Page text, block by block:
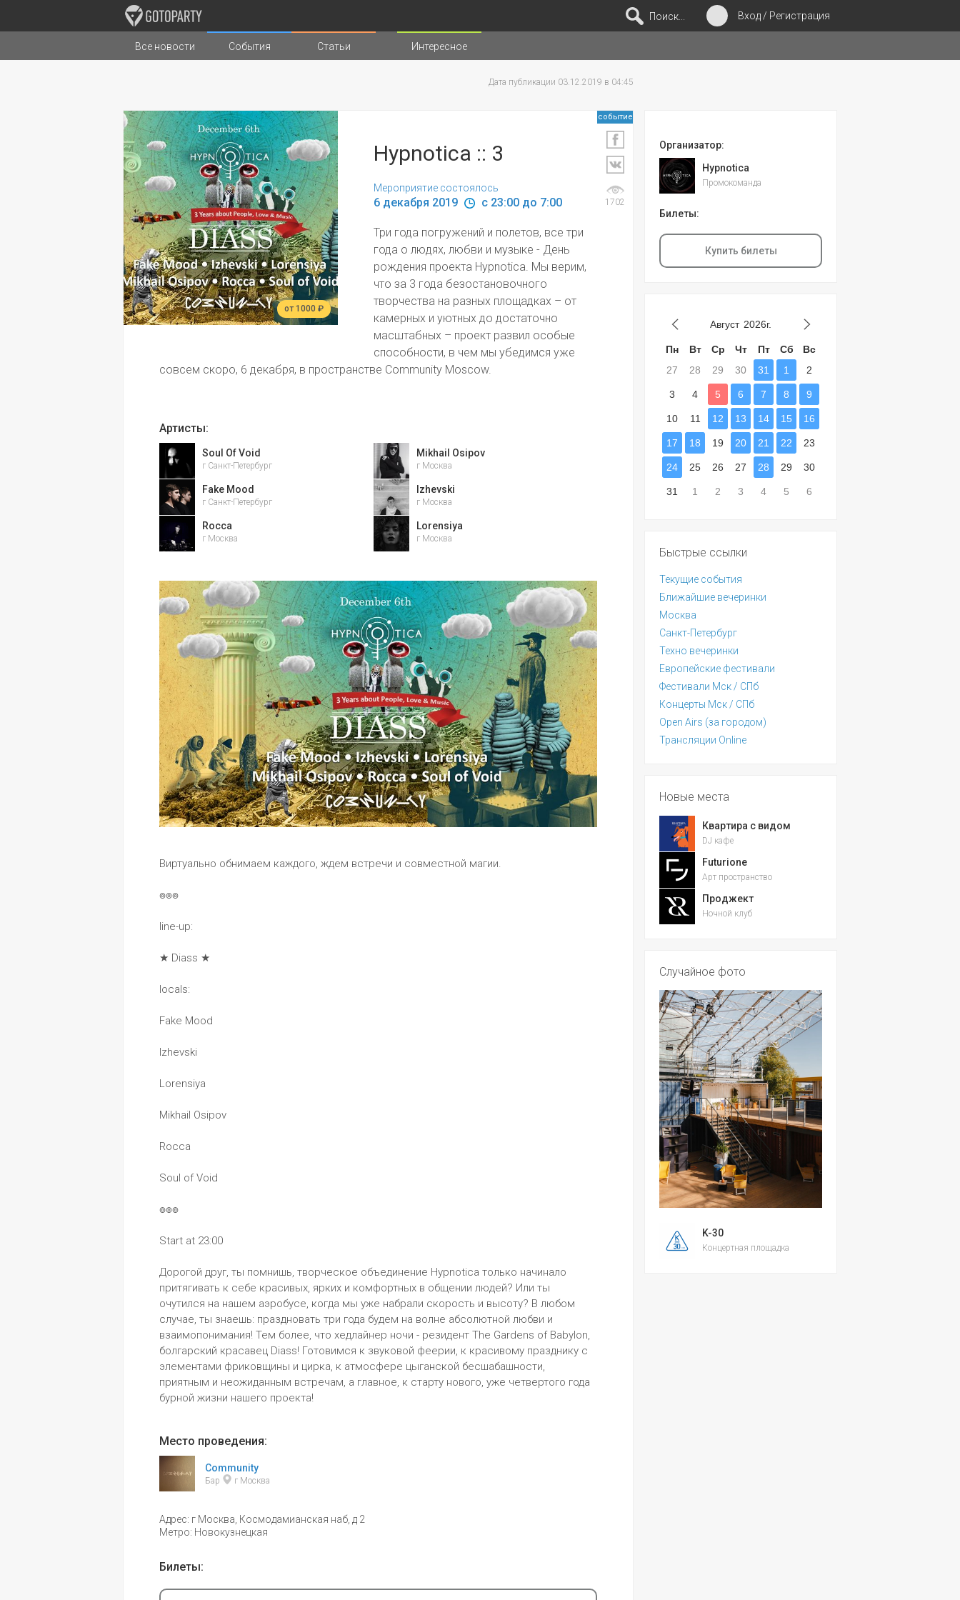
Вход / Регистрация
Поиск...
Города Музыка Типы страниц
Все новости События Статьи Интересное
Дата публикации 03.12.2019 в 04:45
от 1000 ₽
событие
1702
Hypnotica :: 3
Мероприятие состоялось
6 декабря 2019 c 23:00 до 7:00
Три года погружений и полетов, все три
года о людях, любви и музыке - День
рождения проекта Hypnotica. Мы верим,
что за 3 года безостановочного
творчества на разных площадках – от
камерных и уютных до достаточно
масштабных – проект развил особые
способности, в чем мы убедимся уже
совсем скоро, 6 декабря, в пространстве Community Moscow.
Артисты:
Soul Of Void
г Санкт-Петербург
Mikhail Osipov
г Москва
Fake Mood
г Санкт-Петербург
Izhevski
г Москва
Rocca
г Москва
Lorensiya
г Москва
Виртуально обнимаем каждого, ждем встречи и совместной магии.
๏๏๏
line-up:
★ Diass ★
locals:
Fake Mood
Izhevski
Lorensiya
Mikhail Osipov
Rocca
Soul of Void
๏๏๏
Start at 23:00
Дорогой друг, ты помнишь, творческое объединение Hypnotica только начинало
притягивать к себе красивых, ярких и комфортных в общении людей? Или ты
очутился на нашем аэробусе, когда мы уже набрали скорость и высоту? В любом
случае, ты знаешь: праздновать три года будем на волне абсолютной любви и
взаимопонимания! Тем более, что хедлайнер ночи - резидент The Gardens of Babylon,
болгарский красавец Diass! Готовимся к звуковой феерии, к красивому празднику с
элементами фриковщины и цирка, к атмосфере цыганской бесшабашности,
приятным и неожиданным встречам, а главное, к старту нового, уже четвертого года
бурной жизни нашего проекта!
Место проведения:
Community
Бар г Москва
Адрес: г Москва, Космодамианская наб, д 2
Метро: Новокузнецкая
Билеты:
Организатор:
Hypnotica
Промокоманда
Билеты:
Купить билеты
Август 2026г.
Пн Вт Ср Чт Пт Сб
Вс
27
28 29 30 31 1 2
3 4 5 6 7 8 9
10 11 12 13 14 15 16
17 18 19 20 21 22 23
24 25 26 27 28 29 30
31 1 2 3 4 5 6
Быстрые ссылки
Текущие события
Ближайшие вечеринки
Москва
Санкт-Петербург
Техно вечеринки
Европейские фестивали
Фестивали Мск / СПб
Концерты Мск / СПб
Open Airs (за городом)
Трансляции Online
Новые места
Квартира с видом
DJ кафе
Futurione
Арт пространство
Проджект
Ночной клуб
Случайное фото
K-30
Концертная площадка